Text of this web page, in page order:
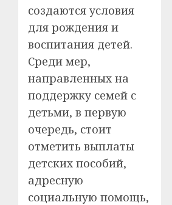
создаются условия
для рождения и
воспитания детей.
Cреди мер,
направленных на
поддержку семей с
детьми, в первую
очередь, стоит
отметить выплаты
детских пособий,
адресную
социальную помощь,